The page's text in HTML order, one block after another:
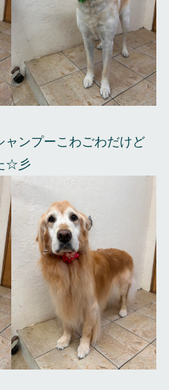
ャンプーこわごわだけど
☆彡